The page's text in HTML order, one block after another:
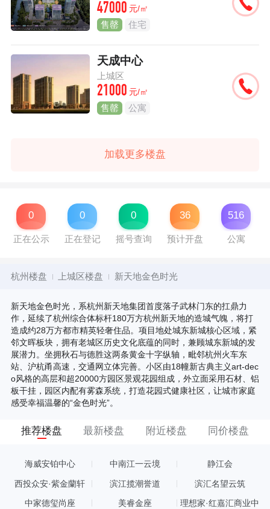
47000 元/㎡
售罄 住宅
天成中心
上城区
21000 元/㎡
售罄 公寓
加载更多楼盘
0
正在公示
0
正在登记
0
摇号查询
36
预计开盘
516
公寓
杭州楼盘 上城区楼盘 新天地金色时光
新天地金色时光，系杭州新天地集团首度落子武林门东的扛鼎力
作，延续了杭州综合体标杆180万方杭州新天地的造城气魄，将打
造成约28万方都市精英轻奢住品。项目地处城东新城核心区域，紧
邻文晖板块，拥有老城区历史文化底蕴的同时，兼顾城东新城的发
展潜力。坐拥秋石与德胜这两条黄金十字纵轴，毗邻杭州火车东
站、沪杭甬高速，交通网立体完善。小区由18幢新古典主义art-dec
o风格的高层和超20000方园区景观花园组成，外立面采用石材、铝
板干挂，园区内配有雾森系统，打造花园式健康社区，让城市家庭
感受幸福温馨的“金色时光”。
推荐楼盘 最新楼盘 附近楼盘 同价楼盘
海威安铂中心 中南江一云境 静江会
西投众安·紫金蘭轩 滨江揽潮誉道 滨汇名望云筑
中家德玺尚座 美睿金座
理想家·红嘉汇商业中